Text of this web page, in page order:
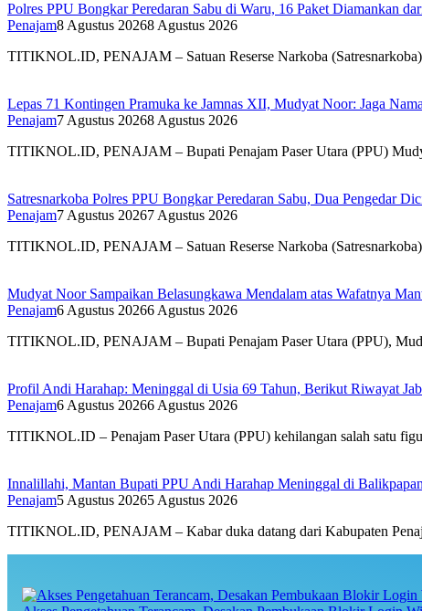
Polres PPU Bongkar Peredaran Sabu di Waru, 16 Paket Diamankan
Penajam8 Agustus 20268 Agustus 2026
TITIKNOL.ID, PENAJAM – Satuan Reserse Narkoba
Lepas 71 Kontingen Pramuka ke Jamnas XII, Mudyat Noor: Jaga
Penajam7 Agustus 20268 Agustus 2026
TITIKNOL.ID, PENAJAM – Bupati Penajam Paser Utara (PPU)
Satresnarkoba Polres PPU Bongkar Peredaran Sabu, Dua Pengedar
Penajam7 Agustus 20267 Agustus 2026
TITIKNOL.ID, PENAJAM – Satuan Reserse Narkoba
Mudyat Noor Sampaikan Belasungkawa Mendalam atas Wafatnya
Penajam6 Agustus 20266 Agustus 2026
TITIKNOL.ID, PENAJAM – Bupati Penajam Paser Utara (PPU),
Profil Andi Harahap: Meninggal di Usia 69 Tahun, Berikut Riwayat
Penajam6 Agustus 20266 Agustus 2026
TITIKNOL.ID – Penajam Paser Utara (PPU) kehilangan salah satu
Innalillahi, Mantan Bupati PPU Andi Harahap Meninggal di Balikpapan
Penajam5 Agustus 20265 Agustus 2026
TITIKNOL.ID, PENAJAM – Kabar duka datang dari Kabupaten